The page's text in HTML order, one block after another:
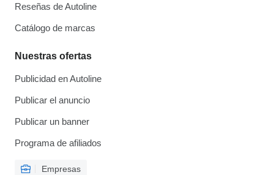
Reseñas de Autoline
Catálogo de marcas
Nuestras ofertas
Publicidad en Autoline
Publicar el anuncio
Publicar un banner
Programa de afiliados
Empresas